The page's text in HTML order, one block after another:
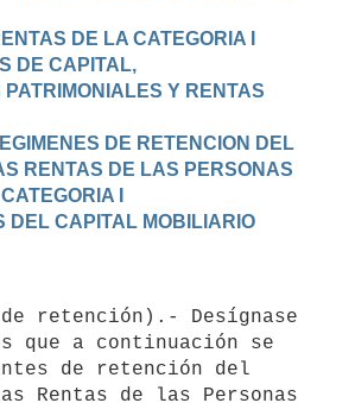
DE LA CATEGORIA I
DE CAPITAL,
PATRIMONIALES Y RENTAS
DE RETENCION DEL
RENTAS DE LAS PERSONAS
I
DEL CAPITAL MOBILIARIO
que a continuación se
de retención del
Rentas de las Personas